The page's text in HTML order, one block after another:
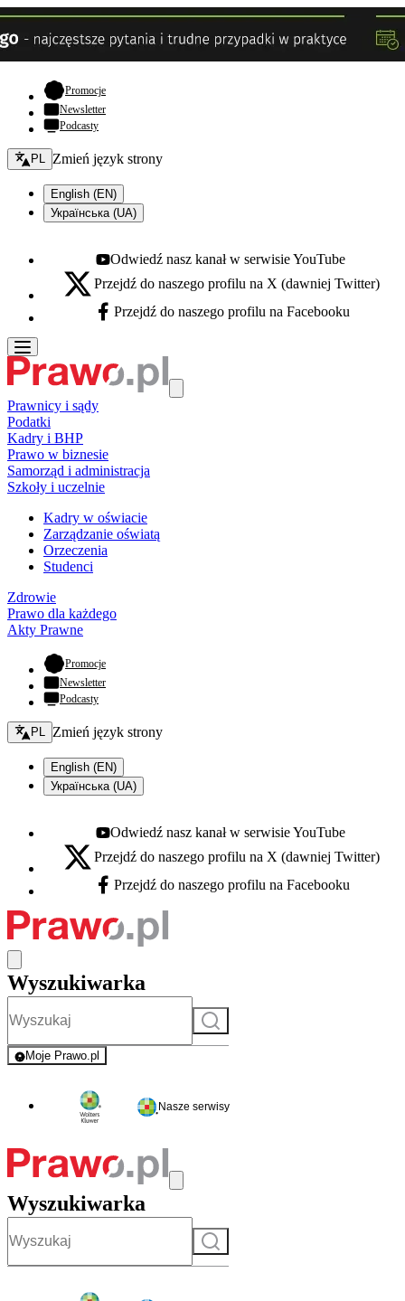
Promocje- otwiera się w nowej karcie
Newsletter
Podcasty
Zmień język - bieżący:
PL Zmień język strony
English (EN)
Українська (UA)
Youtube - otwiera się w nowej karcie
Odwiedź nasz kanał w serwisie YouTube
X - otwiera się w nowej karcie
Przejdź do naszego profilu na X (dawniej Twitter)
Facebook - otwiera się w nowej karcie
Przejdź do naszego profilu na Facebooku
Prawnicy i sądy
Podatki
Kadry i BHP
Prawo w biznesie
Samorząd i administracja
Szkoły i uczelnie
Kadry w oświacie
Zarządzanie oświatą
Orzeczenia
Studenci
Zdrowie
Prawo dla każdego
Akty Prawne
Promocje- otwiera się w nowej karcie
Newsletter
Podcasty
Zmień język - bieżący:
PL Zmień język strony
English (EN)
Українська (UA)
Youtube - otwiera się w nowej karcie
Odwiedź nasz kanał w serwisie YouTube
X - otwiera się w nowej karcie
Przejdź do naszego profilu na X (dawniej Twitter)
Facebook - otwiera się w nowej karcie
Przejdź do naszego profilu na Facebooku
Wyszukiwarka
Szukaj
Moje Prawo.pl
- rejestracja i logowanie do serwisu
Nasze serwisy
Wyszukiwarka
Szukaj